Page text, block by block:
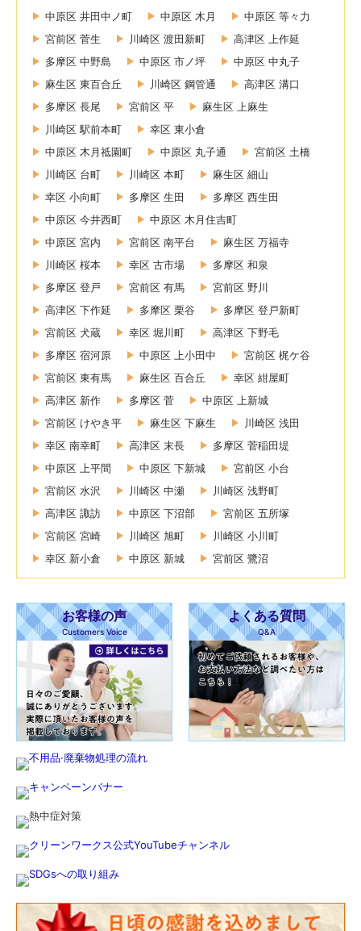
中原区 井田中ノ町 中原区 木月
中原区 等々力
宮前区 菅生
川崎区 渡田新町
高津区 上作延
多摩区 中野島
中原区 市ノ坪
中原区 中丸子
麻生区 東百合丘
川崎区 鋼管通
高津区 溝口
多摩区 長尾
宮前区 平
麻生区 上麻生
川崎区 駅前本町
幸区 東小倉
中原区 木月祗園町
中原区 丸子通
宮前区 土橋
川崎区 台町
川崎区 本町
麻生区 細山
幸区 小向町
多摩区 生田
多摩区 西生田
中原区 今井西町
中原区 木月住吉町
中原区 宮内
宮前区 南平台
麻生区 万福寺
川崎区 桜本
幸区 古市場
多摩区 和泉
多摩区 登戸
宮前区 有馬
宮前区 野川
高津区 下作延
多摩区 栗谷
多摩区 登戸新町
宮前区 犬蔵
幸区 堀川町
高津区 下野毛
多摩区 宿河原
中原区 上小田中
宮前区 梶ケ谷
宮前区 東有馬
麻生区 百合丘
幸区 紺屋町
高津区 新作
多摩区 菅
中原区 上新城
宮前区 けやき平
麻生区 下麻生
川崎区 浅田
幸区 南幸町
高津区 末長
多摩区 菅稲田堤
中原区 上平間
中原区 下新城
宮前区 小台
宮前区 水沢
川崎区 中瀬
川崎区 浅野町
高津区 諏訪
中原区 下沼部
宮前区 五所塚
宮前区 宮崎
川崎区 旭町
川崎区 小川町
幸区 新小倉
中原区 新城 宮前区 鷺沼
お客様の声
Customers Voice
よくある質問
Q&A